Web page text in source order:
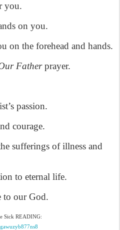
you.
on you.
on the forehead and hands.
Fatherprayer.
passion.
courage.
sufferings of illness and
to eternal life.
to our God.
Sick READING: